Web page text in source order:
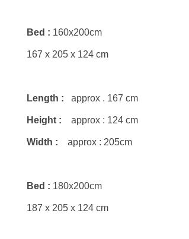
Bed : 160x200cm
167 x 205 x 124 cm
Length : approx . 167 cm
Height : approx : 124 cm
Width : approx : 205cm
Bed : 180x200cm
187 x 205 x 124 cm